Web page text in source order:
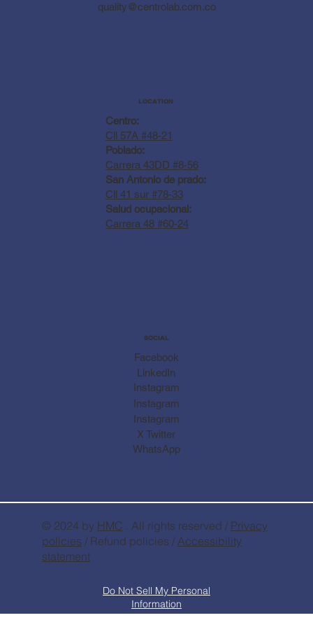
quality@centrolab.com.co
LOCATION
Centro:
Cll 57A #48-21
Poblado:
Carrera 43DD #8-56
San Antonio de prado:
Cll 41 sur #78-33
Salud ocupacional:
Carrera 48 #60-24
SOCIAL
Facebook
Instagram
LinkedIn
Instagram
Instagram
X Twitter
WhatsApp
Do Not Sell My Personal
Information
© 2024 by HMC . All rights reserved / Privacy
policies / Refund policies / Accessibility
statement